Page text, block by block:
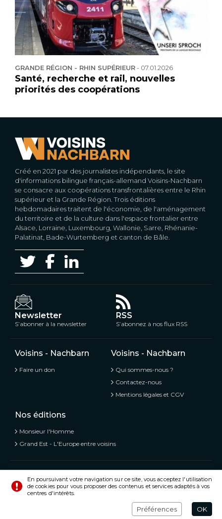
GRANDE RÉGION - RHIN SUPÉRIEUR- 07.01.2026
Santé, recherche et rail, nouvelles
priorités des coopérations
Créé en 2021 par des journalistes indépendants, le site
d'informations bilingue français-allemand Voisins-Nachbarn
se consacre aux coopérations transfrontalières entre le Rhin
supérieur et la Grande Région. Trois éditions
hebdomadaires traitent de l'économie, de l'aménagement
du territoire et de la culture dans l'espace frontalier entre
Alsace, Lorraine, Luxembourg, Wallonie, Sarre, Rhénanie-
Palatinat, Bade-Wurtemberg et canton de Bâle.
Newsletter
S’abonner à la newsletter
RSS
S’abonnez à nos flux RSS
Voisins - Nachbarn
Faire un don
Voisins - Nachbarn
Qui sommes-nous ?
Contactez-nous
Mentions légales et CGV
Nos éditions
Monsieur l'Homme
Grand Est - L'Europe entre voisins
Voisins - Nachbarn, L’information libre et mitoyenne
© Tous droits réservés 2020 - 2026
En poursuivant votre navigation sur ce site, vous acceptez l'utilisation
de cookies pour vous proposer des contenus et services adaptés à vos
centres d'intérêts.
Préférences OK